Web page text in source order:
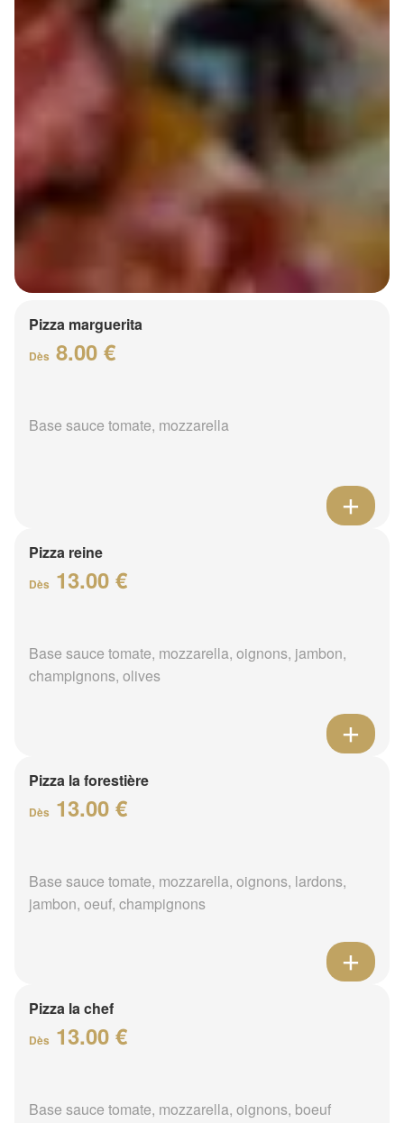
Pizza marguerita
Dès 8.00 €
Base sauce tomate, mozzarella
Pizza reine
Dès 13.00 €
Base sauce tomate, mozzarella, oignons, jambon,
champignons, olives
Pizza la forestière
Dès 13.00 €
Base sauce tomate, mozzarella, oignons, lardons,
jambon, oeuf, champignons
Pizza la chef
Dès 13.00 €
Base sauce tomate, mozzarella, oignons, boeuf